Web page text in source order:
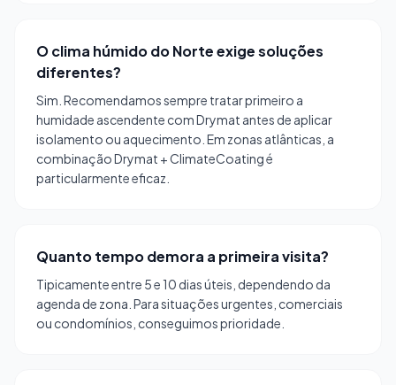
O clima húmido do Norte exige soluções
diferentes?
Sim. Recomendamos sempre tratar primeiro a
humidade ascendente com Drymat antes de aplicar
isolamento ou aquecimento. Em zonas atlânticas, a
combinação Drymat + ClimateCoating é
particularmente eficaz.
Quanto tempo demora a primeira visita?
Tipicamente entre 5 e 10 dias úteis, dependendo da
agenda de zona. Para situações urgentes, comerciais
ou condomínios, conseguimos prioridade.